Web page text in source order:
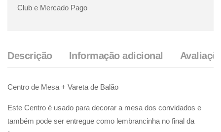
Descrição Informação adicional
Centro de Mesa + Vareta de Balão
Este Centro é usado para decorar a mesa dos convidados e
também pode ser entregue como lembrancinha no final da